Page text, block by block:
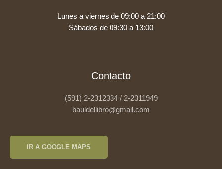
Lunes a viernes de 09:00 a 21:00
Sábados de 09:30 a 13:00
Contacto
(591) 2-2312384 / 2-2311949
bauldellibro@gmail.com
IR A GOOGLE MAPS